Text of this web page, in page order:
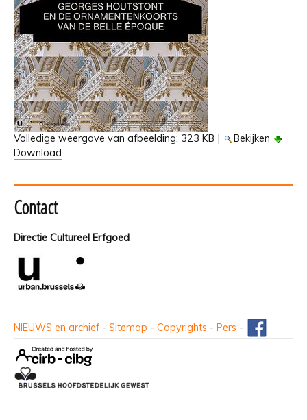
Volledige weergave van afbeelding: 323 KB |
Bekijken
Download
Contact
Directie Cultureel Erfgoed
NIEUWS en archief - Sitemap - Copyrights - Pers -